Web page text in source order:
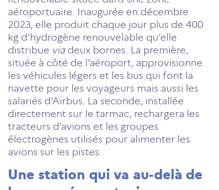
aéroportuaire. Inaugurée en décembre
2023, elle produit chaque jour plus de 400
kg d’hydrogène renouvelable qu’elle
distribue viadeux bornes. La première,
située à côté de l’aéroport, approvisionne
les véhicules légers et les bus qui font la
navette pour les voyageurs mais aussi les
salariés d’Airbus. La seconde, installée
directement sur le tarmac, rechargera les
tracteurs d’avions et les groupes
électrogènes utilisés pour alimenter les
avions sur les pistes.
Une station qui va au-delà de